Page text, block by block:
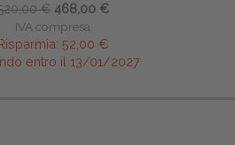
€ 468,00 €
IVA compresa
52,00 €
entro il 13/01/2027